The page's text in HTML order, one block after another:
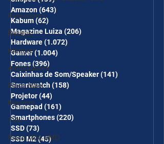
Roteadores
Baseus
iclamper
Adaptadores
Placa Mãe
Nuuvem
TVs
Placa Mãe AMD
Amazon(643)
Kabum(62)
Magazine Luiza (206)
Hardware(1.072)
Gamer(1.004)
Fones(396)
Caixinhas de Som/Speaker(141)
Smartwatch(158)
Projetor(44)
Gamepad (161)
Smartphones(220)
SSD(73)
SSD M2(45)45 posts